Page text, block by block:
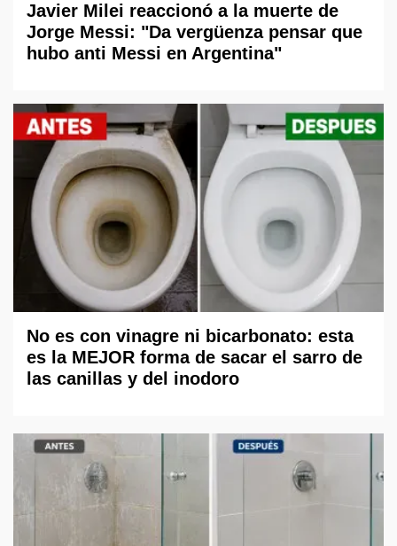
Javier Milei reaccionó a la muerte de
Jorge Messi: "Da vergüenza pensar que
hubo anti Messi en Argentina"
No es con vinagre ni bicarbonato: esta
es la MEJOR forma de sacar el sarro de
las canillas y del inodoro